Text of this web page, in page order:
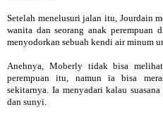
Setelah menelusuri jalan itu, Jourdain
wanita dan seorang anak perempuan
menyodorkan sebuah kendi air minum
Anehnya, Moberly tidak bisa
perempuan itu, namun ia bisa
sekitarnya. Ia menyadari kalau
dan sunyi.